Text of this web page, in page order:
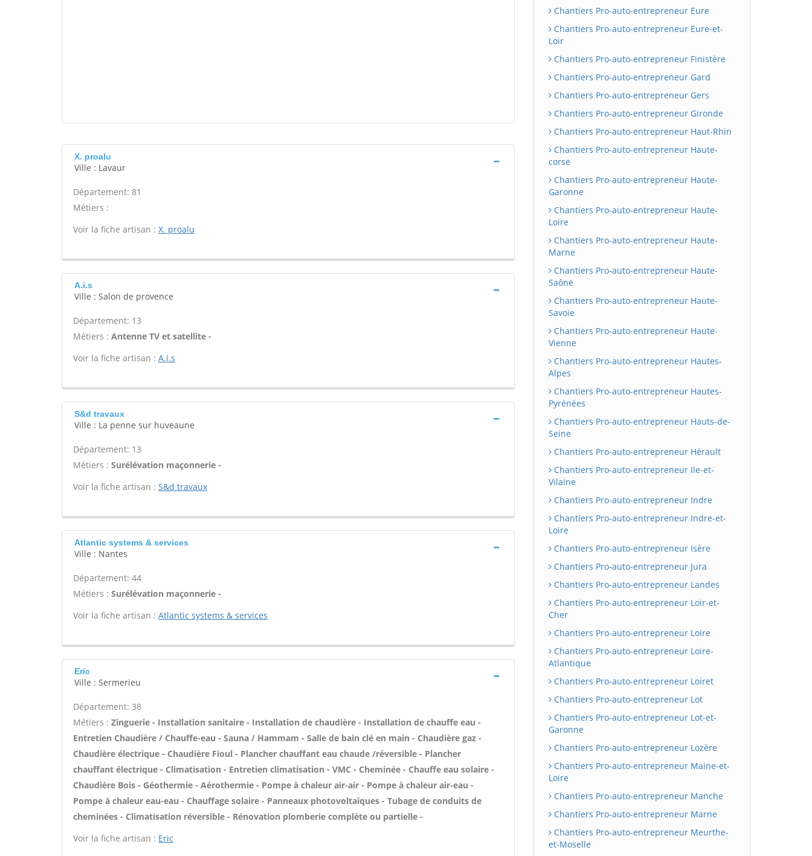
X. proalu
Ville : Lavaur
Département: 81
Métiers :
Voir la fiche artisan : X. proalu
A.i.s
Ville : Salon de provence
Département: 13
Métiers : Antenne TV et satellite -
Voir la fiche artisan : A.i.s
S&d travaux
Ville : La penne sur huveaune
Département: 13
Métiers : Surélévation maçonnerie -
Voir la fiche artisan : S&d travaux
Atlantic systems & services
Ville : Nantes
Département: 44
Métiers : Surélévation maçonnerie -
Voir la fiche artisan : Atlantic systems & services
Eric
Ville : Sermerieu
Département: 38
Métiers : Zinguerie - Installation sanitaire - Installation de chaudière - Installation de chauffe eau -
Entretien Chaudière / Chauffe-eau - Sauna / Hammam - Salle de bain clé en main - Chaudière gaz -
Chaudière électrique - Chaudière Fioul - Plancher chauffant eau chaude /réversible - Plancher
chauffant électrique - Climatisation - Entretien climatisation - VMC - Cheminée - Chauffe eau solaire -
Chaudière Bois - Géothermie - Aérothermie - Pompe à chaleur air-air - Pompe à chaleur air-eau -
Pompe à chaleur eau-eau - Chauffage solaire - Panneaux photovoltaïques - Tubage de conduits de
cheminées - Climatisation réversible - Rénovation plomberie complète ou partielle -
Voir la fiche artisan : Eric
Chantiers Pro-auto-entrepreneur Eure
Chantiers Pro-auto-entrepreneur Eure-et-
Loir
Chantiers Pro-auto-entrepreneur Finistère
Chantiers Pro-auto-entrepreneur Gard
Chantiers Pro-auto-entrepreneur Gers
Chantiers Pro-auto-entrepreneur Gironde
Chantiers Pro-auto-entrepreneur Haut-Rhin
Chantiers Pro-auto-entrepreneur Haute-
corse
Chantiers Pro-auto-entrepreneur Haute-
Garonne
Chantiers Pro-auto-entrepreneur Haute-
Loire
Chantiers Pro-auto-entrepreneur Haute-
Marne
Chantiers Pro-auto-entrepreneur Haute-
Saône
Chantiers Pro-auto-entrepreneur Haute-
Savoie
Chantiers Pro-auto-entrepreneur Haute-
Vienne
Chantiers Pro-auto-entrepreneur Hautes-
Alpes
Chantiers Pro-auto-entrepreneur Hautes-
Pyrénées
Chantiers Pro-auto-entrepreneur Hauts-de-
Seine
Chantiers Pro-auto-entrepreneur Hérault
Chantiers Pro-auto-entrepreneur Ile-et-
Vilaine
Chantiers Pro-auto-entrepreneur Indre
Chantiers Pro-auto-entrepreneur Indre-et-
Loire
Chantiers Pro-auto-entrepreneur Isère
Chantiers Pro-auto-entrepreneur Jura
Chantiers Pro-auto-entrepreneur Landes
Chantiers Pro-auto-entrepreneur Loir-et-
Cher
Chantiers Pro-auto-entrepreneur Loire
Chantiers Pro-auto-entrepreneur Loire-
Atlantique
Chantiers Pro-auto-entrepreneur Loiret
Chantiers Pro-auto-entrepreneur Lot
Chantiers Pro-auto-entrepreneur Lot-et-
Garonne
Chantiers Pro-auto-entrepreneur Lozère
Chantiers Pro-auto-entrepreneur Maine-et-
Loire
Chantiers Pro-auto-entrepreneur Manche
Chantiers Pro-auto-entrepreneur Marne
Chantiers Pro-auto-entrepreneur Meurthe-
et-Moselle